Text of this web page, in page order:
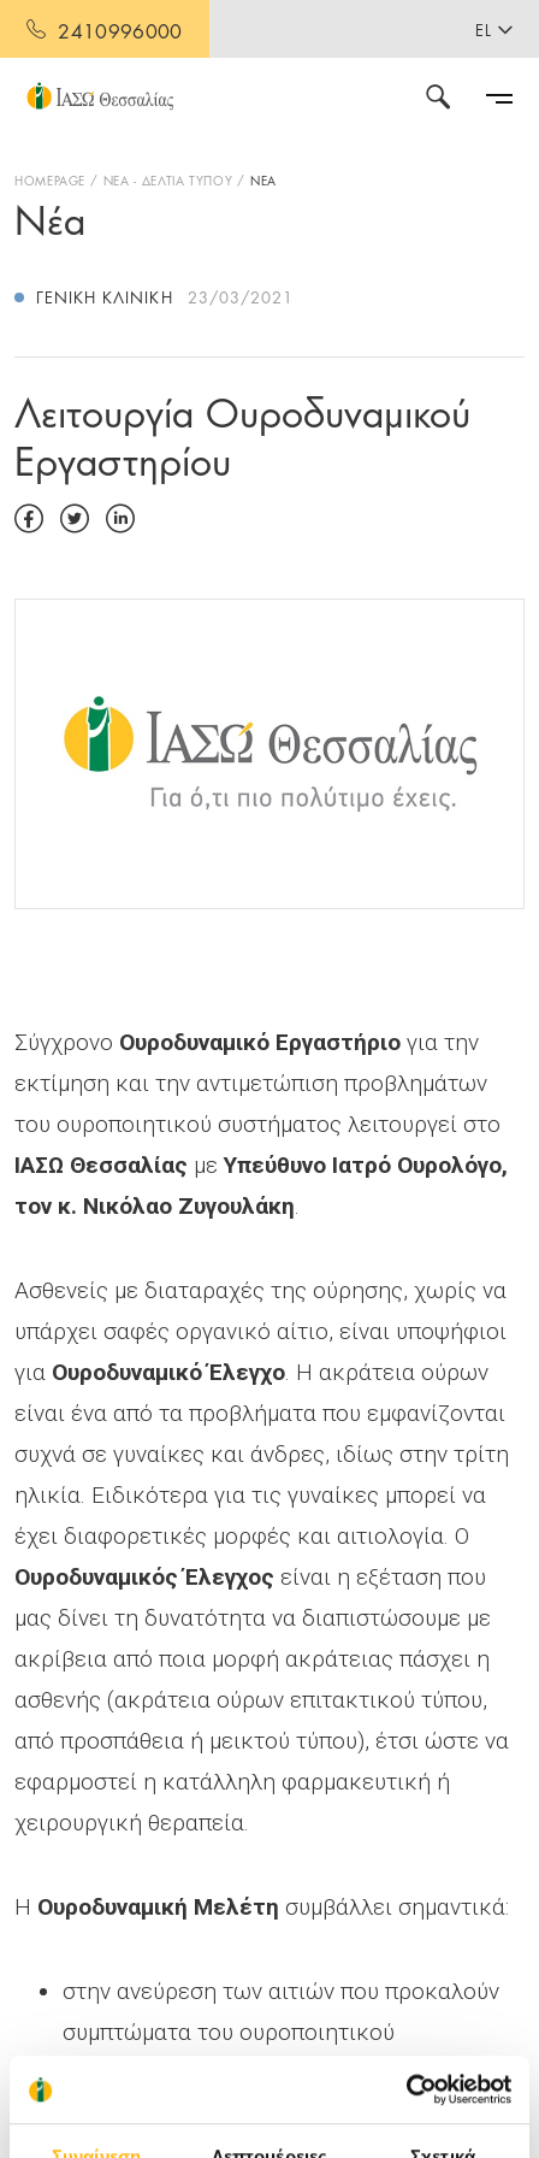
2410996000 EL
HOMEPAGE ΝΕΑ - ΔΕΛΤΙΑ ΤΥΠΟΥ ΝΕΑ
Νέα
ΓΕΝΙΚΉ ΚΛΙΝΙΚΉ 23/03/2021
Λειτουργία Ουροδυναμικού
Εργαστηρίου
Σύγχρονο Ουροδυναμικό Εργαστήριο για την
εκτίμηση και την αντιμετώπιση προβλημάτων
του ουροποιητικού συστήματος λειτουργεί στο
ΙΑΣΩ Θεσσαλίας μεΥπεύθυνο Ιατρό Ουρολόγο,
τον κ. Νικόλαο Ζυγουλάκη.
Ασθενείς με διαταραχές της ούρησης, χωρίς να
υπάρχει σαφές οργανικό αίτιο, είναι υποψήφιοι
για Ουροδυναμικό Έλεγχο. Η ακράτεια ούρων
είναι ένα από τα προβλήματα που εμφανίζονται
συχνά σε γυναίκες και άνδρες, ιδίως στην τρίτη
ηλικία. Ειδικότερα για τις γυναίκες μπορεί να
έχει διαφορετικές μορφές και αιτιολογία. Ο
Ουροδυναμικός Έλεγχος είναι η εξέταση που
μας δίνει τη δυνατότητα να διαπιστώσουμε με
ακρίβεια από ποια μορφή ακράτειας πάσχει η
ασθενής (ακράτεια ούρων επιτακτικού τύπου,
από προσπάθεια ή μεικτού τύπου), έτσι ώστε να
εφαρμοστεί η κατάλληλη φαρμακευτική ή
χειρουργική θεραπεία.
Η Ουροδυναμική Μελέτη συμβάλλει σημαντικά:
στην ανεύρεση των αιτιών που προκαλούν
συμπτώματα του ουροποιητικού
στη συλλογή πληροφοριών για τη
λειτουργία ή δυσλειτουργία του κατώτερου